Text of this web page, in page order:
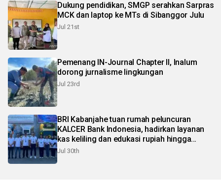
Dukung pendidikan, SMGP serahkan Sarpras
MCK dan laptop ke MTs di Sibanggor Julu
Jul 21st
Pemenang IN-Journal Chapter II, Inalum
dorong jurnalisme lingkungan
Jul 23rd
BRI Kabanjahe tuan rumah peluncuran
KALCER Bank Indonesia, hadirkan layanan
kas keliling dan edukasi rupiah hingga
pelosok Karo
Jul 30th